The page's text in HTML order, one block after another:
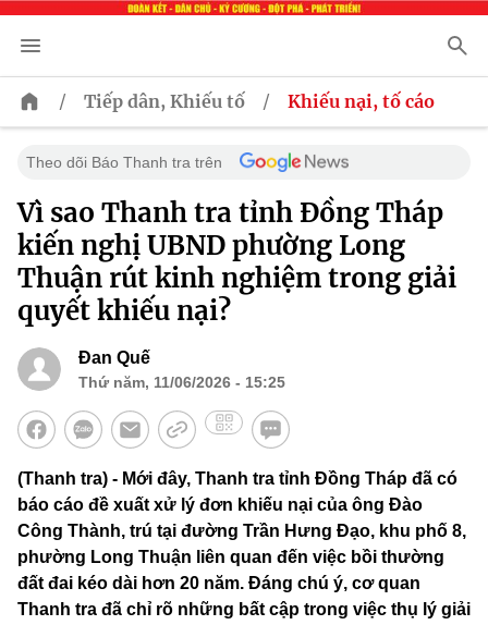
/ Tiếp dân, Khiếu tố / Khiếu nại, tố cáo
Theo dõi Báo Thanh tra trên
Vì sao Thanh tra tỉnh Đồng Tháp
kiến nghị UBND phường Long
Thuận rút kinh nghiệm trong giải
quyết khiếu nại?
Đan Quế
Thứ năm, 11/06/2026 - 15:25
(Thanh tra) - Mới đây, Thanh tra tỉnh Đồng Tháp đã có
báo cáo đề xuất xử lý đơn khiếu nại của ông Đào
Công Thành, trú tại đường Trần Hưng Đạo, khu phố 8,
phường Long Thuận liên quan đến việc bồi thường
đất đai kéo dài hơn 20 năm. Đáng chú ý, cơ quan
Thanh tra đã chỉ rõ những bất cập trong việc thụ lý giải